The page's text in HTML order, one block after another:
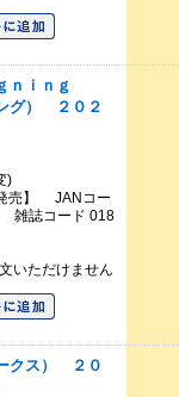
ｎｉｎｇ
グ） ２０２
)
売】 JANコー
雑誌コード 018
いただけません
クス） ２０